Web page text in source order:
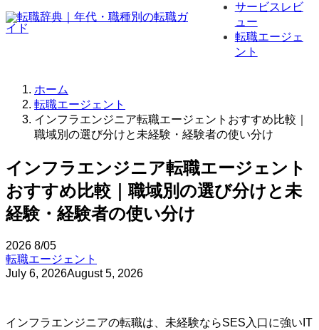
サービスレビ
ュー
転職エージェ
ント
ホーム
転職エージェント
インフラエンジニア転職エージェントおすすめ比較｜
職域別の選び分けと未経験・経験者の使い分け
インフラエンジニア転職エージェント
おすすめ比較｜職域別の選び分けと未
経験・経験者の使い分け
2026 8/05
転職エージェント
July 6, 2026August 5, 2026
インフラエンジニアの転職は、未経験ならSES入口に強いIT